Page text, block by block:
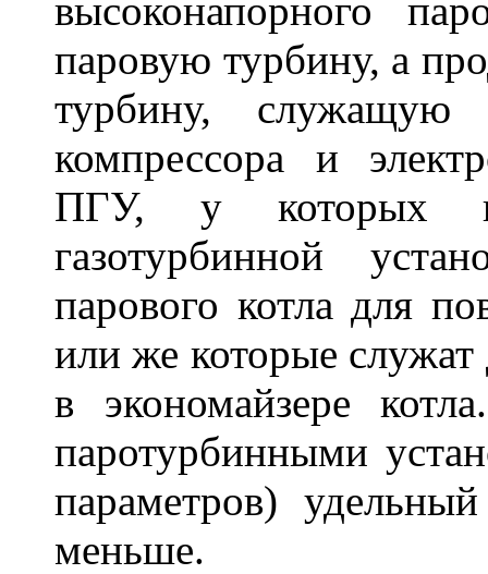
высоконапорного
паровую турбину, а
турбину, служащую
компрессора и
ПГУ, у которых
газотурбинной
парового котла для
или же которые служат
в экономайзере
паротурбинными
параметров)
меньше.